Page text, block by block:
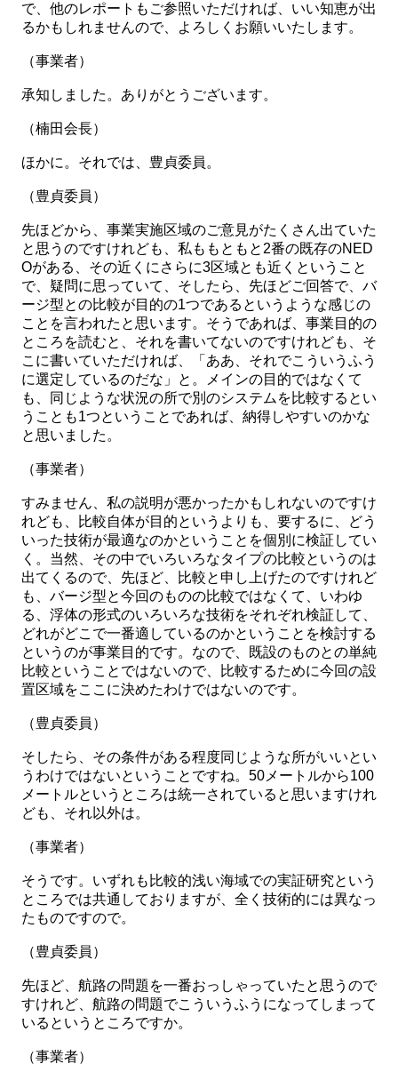
で、他のレポートもご参照いただければ、いい知恵が出
るかもしれませんので、よろしくお願いいたします。
（事業者）
承知しました。ありがとうございます。
（楠田会長）
ほかに。それでは、豊貞委員。
（豊貞委員）
先ほどから、事業実施区域のご意見がたくさん出ていた
と思うのですけれども、私ももともと2番の既存のNED
Oがある、その近くにさらに3区域とも近くということ
で、疑問に思っていて、そしたら、先ほどご回答で、バ
ージ型との比較が目的の1つであるというような感じの
ことを言われたと思います。そうであれば、事業目的の
ところを読むと、それを書いてないのですけれども、そ
こに書いていただければ、「ああ、それでこういうふう
に選定しているのだな」と。メインの目的ではなくて
も、同じような状況の所で別のシステムを比較するとい
うことも1つということであれば、納得しやすいのかな
と思いました。
（事業者）
すみません、私の説明が悪かったかもしれないのですけ
れども、比較自体が目的というよりも、要するに、どう
いった技術が最適なのかということを個別に検証してい
く。当然、その中でいろいろなタイプの比較というのは
出てくるので、先ほど、比較と申し上げたのですけれど
も、バージ型と今回のものの比較ではなくて、いわゆ
る、浮体の形式のいろいろな技術をそれぞれ検証して、
どれがどこで一番適しているのかということを検討する
というのが事業目的です。なので、既設のものとの単純
比較ということではないので、比較するために今回の設
置区域をここに決めたわけではないのです。
（豊貞委員）
そしたら、その条件がある程度同じような所がいいとい
うわけではないということですね。50メートルから100
メートルというところは統一されていると思いますけれ
ども、それ以外は。
（事業者）
そうです。いずれも比較的浅い海域での実証研究という
ところでは共通しておりますが、全く技術的には異なっ
たものですので。
（豊貞委員）
先ほど、航路の問題を一番おっしゃっていたと思うので
すけれど、航路の問題でこういうふうになってしまって
いるというところですか。
（事業者）